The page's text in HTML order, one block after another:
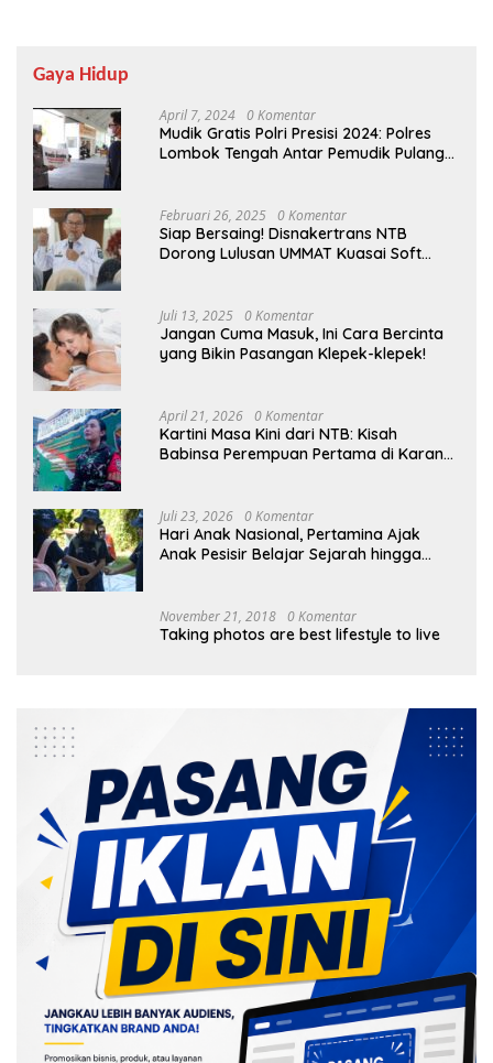
Gaya Hidup
April 7, 2024 0 Komentar
Mudik Gratis Polri Presisi 2024: Polres
Lombok Tengah Antar Pemudik Pulang
Februari 26, 2025 0 Komentar
Siap Bersaing! Disnakertrans NTB
Dorong Lulusan UMMAT Kuasai Soft
Juli 13, 2025 0 Komentar
Jangan Cuma Masuk, Ini Cara Bercinta
yang Bikin Pasangan Klepek-klepek!
April 21, 2026 0 Komentar
Kartini Masa Kini dari NTB: Kisah
Babinsa Perempuan Pertama di Karang
Juli 23, 2026 0 Komentar
Hari Anak Nasional, Pertamina Ajak
Anak Pesisir Belajar Sejarah hingga
November 21, 2018 0 Komentar
Taking photos are best lifestyle to live